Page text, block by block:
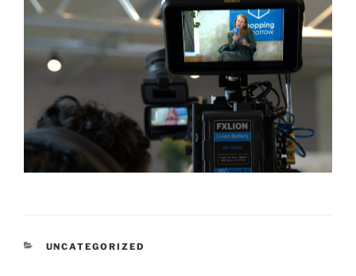
CATEGORIEËN
UNCATEGORIZED